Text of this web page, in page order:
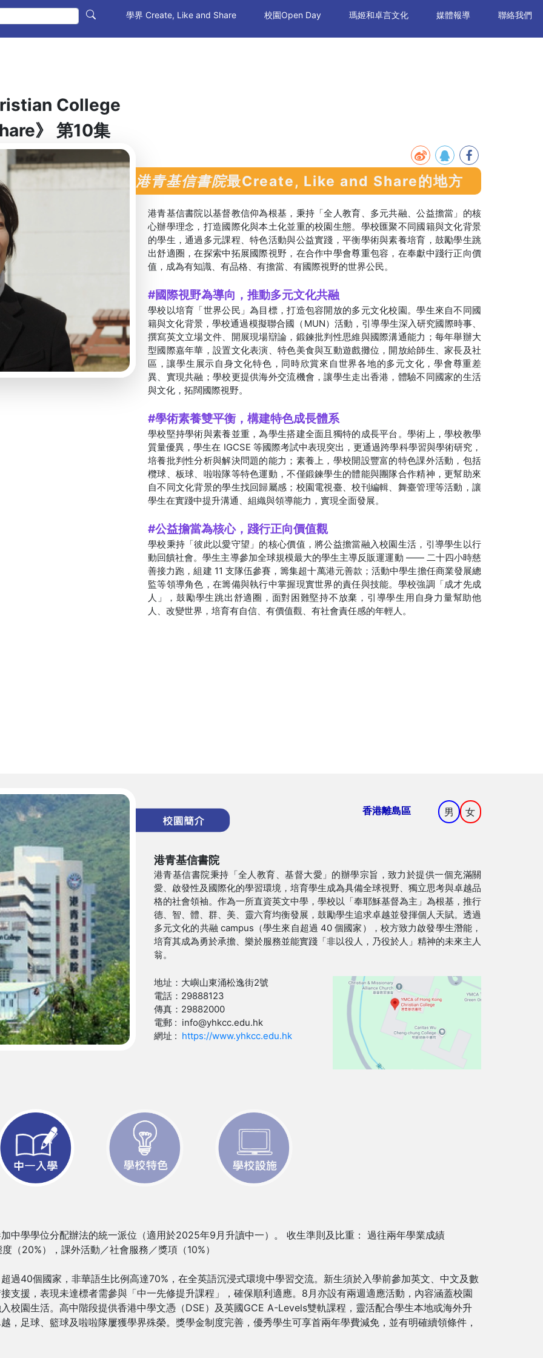
學界 Create, Like and Share(current)校園Open Day 瑪姬和卓言文化 媒體報導 聯絡我們
College
》 第10集
港青基信書院最Create, Like and Share的地方
港青基信書院以基督教信仰為根基，秉持「全人教育、多元共融、公益擔當」的核
心辦學理念，打造國際化與本土化並重的校園生態。學校匯聚不同國籍與文化背景
的學生，通過多元課程、特色活動與公益實踐，平衡學術與素養培育，鼓勵學生跳
出舒適圈，在探索中拓展國際視野，在合作中學會尊重包容，在奉獻中踐行正向價
值，成為有知識、有品格、有擔當、有國際視野的世界公民。
#國際視野為導向，推動多元文化共融
學校以培育「世界公民」為目標，打造包容開放的多元文化校園。學生來自不同國
籍與文化背景，學校通過模擬聯合國（MUN）活動，引導學生深入研究國際時事、
撰寫英文立場文件、開展現場辯論，鍛鍊批判性思維與國際溝通能力；每年舉辦大
型國際嘉年華，設置文化表演、特色美食與互動遊戲攤位，開放給師生、家長及社
區，讓學生展示自身文化特色，同時欣賞來自世界各地的多元文化，學會尊重差
異、實現共融；學校更提供海外交流機會，讓學生走出香港，體驗不同國家的生活
與文化，拓闊國際視野。
#學術素養雙平衡，構建特色成長體系
學校堅持學術與素養並重，為學生搭建全面且獨特的成長平台。學術上，學校教學
質量優異，學生在 IGCSE 等國際考試中表現突出，更通過跨學科學習與學術研究，
培養批判性分析與解決問題的能力；素養上，學校開設豐富的特色課外活動，包括
欖球、板球、啦啦隊等特色運動，不僅鍛鍊學生的體能與團隊合作精神，更幫助來
自不同文化背景的學生找回歸屬感；校園電視臺、校刊編輯、舞臺管理等活動，讓
學生在實踐中提升溝通、組織與領導能力，實現全面發展。
#公益擔當為核心，踐行正向價值觀
學校秉持「彼此以愛守望」的核心價值，將公益擔當融入校園生活，引導學生以行
動回饋社會。學生主導參加全球規模最大的學生主導反販運運動 —— 二十四小時慈
善接力跑，組建 11 支隊伍參賽，籌集超十萬港元善款；活動中學生擔任商業發展總
監等領導角色，在籌備與執行中掌握現實世界的責任與技能。學校強調「成才先成
人」，鼓勵學生跳出舒適圈，面對困難堅持不放棄，引導學生用自身力量幫助他
人、改變世界，培育有自信、有價值觀、有社會責任感的年輕人。
香港離島區 男 女
港青基信書院
港青基信書院秉持「全人教育、基督大愛」的辦學宗旨，致力於提供一個充滿關
愛、啟發性及國際化的學習環境，培育學生成為具備全球視野、獨立思考與卓越品
格的社會領袖。作為一所直資英文中學，學校以「奉耶穌基督為主」為根基，推行
德、智、體、群、美、靈六育均衡發展，鼓勵學生追求卓越並發揮個人天賦。透過
多元文化的共融 campus（學生來自超過 40 個國家），校方致力啟發學生潛能，
培育其成為勇於承擔、樂於服務並能實踐「非以役人，乃役於人」精神的未來主人
翁。
地址：大嶼山東涌松逸街2號
電話：29888123
傳真：29882000
電郵 : info@yhkcc.edu.hk
網址 : https://www.yhkcc.edu.hk
中學學位分配辦法的統一派位（適用於2025年9月升讀中一）。 收生準則及比重： 過往兩年學業成績
（20%），課外活動／社會服務／獎項（10%）
過40個國家，非華語生比例高達70%，在全英語沉浸式環境中學習交流。新生須於入學前參加英文、中文及數
支援，表現未達標者需參與「中一先修提升課程」，確保順利適應。8月亦設有兩週適應活動，內容涵蓋校園
校園生活。高中階段提供香港中學文憑（DSE）及英國GCE A-Levels雙軌課程，靈活配合學生本地或海外升
，足球、籃球及啦啦隊屢獲學界殊榮。獎學金制度完善，優秀學生可享首兩年學費減免，並有明確續領條件，